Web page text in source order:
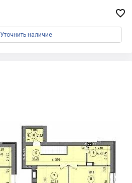

Уточнить наличие